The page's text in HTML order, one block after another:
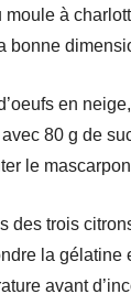
à
bonne
en
80 g de
le
des trois
la gélatine
avant